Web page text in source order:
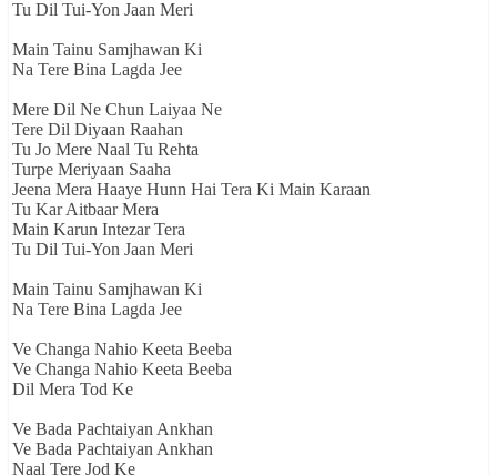
Tu Dil Tui-Yon Jaan Meri
Main Tainu Samjhawan Ki
Na Tere Bina Lagda Jee
Mere Dil Ne Chun Laiyaa Ne
Tere Dil Diyaan Raahan
Tu Jo Mere Naal Tu Rehta
Turpe Meriyaan Saaha
Jeena Mera Haaye Hunn Hai Tera Ki Main Karaan
Tu Kar Aitbaar Mera
Main Karun Intezar Tera
Tu Dil Tui-Yon Jaan Meri
Main Tainu Samjhawan Ki
Na Tere Bina Lagda Jee
Ve Changa Nahio Keeta Beeba
Ve Changa Nahio Keeta Beeba
Dil Mera Tod Ke
Ve Bada Pachtaiyan Ankhan
Ve Bada Pachtaiyan Ankhan
Naal Tere Jod Ke